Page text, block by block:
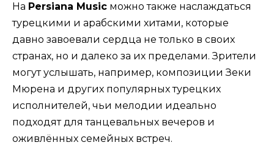
На Persiana Music можно также наслаждаться
турецкими и арабскими хитами, которые
давно завоевали сердца не только в своих
странах, но и далеко за их пределами. Зрители
могут услышать, например, композиции Зеки
Мюрена и других популярных турецких
исполнителей, чьи мелодии идеально
подходят для танцевальных вечеров и
оживлённых семейных встреч.